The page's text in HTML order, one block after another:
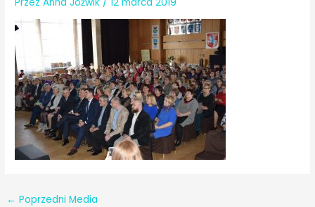
← Poprzedni Media